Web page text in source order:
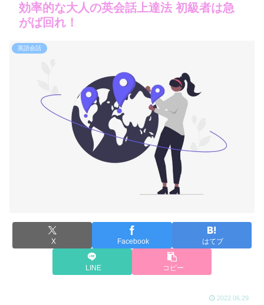
効率的な大人の英会話上達法 初級者は急
がば回れ！
英語会話
X Facebook はてブ
LINE コピー
2022.06.29